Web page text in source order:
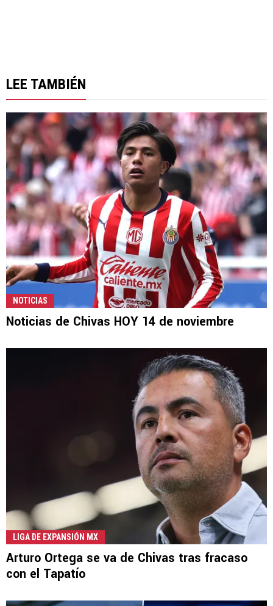
LEE TAMBIÉN
NOTICIAS
Noticias de Chivas HOY 14 de noviembre
LIGA DE EXPANSIÓN MX
Arturo Ortega se va de Chivas tras fracaso
con el Tapatío